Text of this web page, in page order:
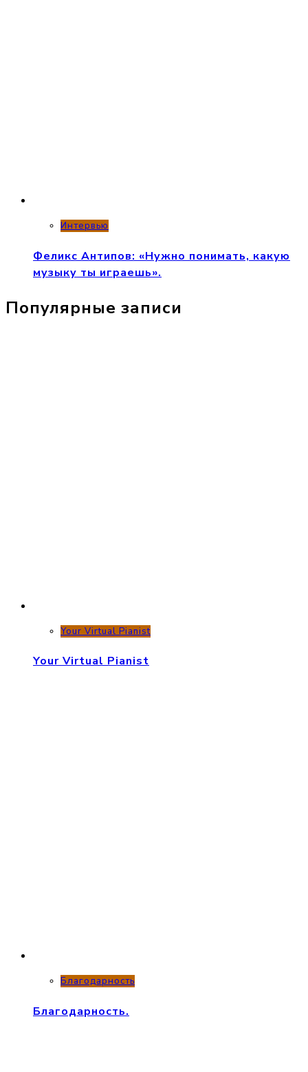
Интервью
Феликс Антипов: «Нужно понимать, какую
музыку ты играешь».
Популярные записи
Your Virtual Pianist
Your Virtual Pianist
Благодарность
Благодарность.